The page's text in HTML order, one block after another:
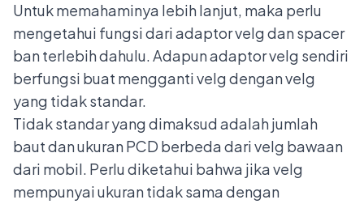
Untuk memahaminya lebih lanjut, maka perlu
mengetahui fungsi dari adaptor velg dan spacer
ban terlebih dahulu. Adapun adaptor velg sendiri
berfungsi buat mengganti velg dengan velg
yang tidak standar.
Tidak standar yang dimaksud adalah jumlah
baut dan ukuran PCD berbeda dari velg bawaan
dari mobil. Perlu diketahui bahwa jikavelg
mempunyai ukuran tidak sama dengan